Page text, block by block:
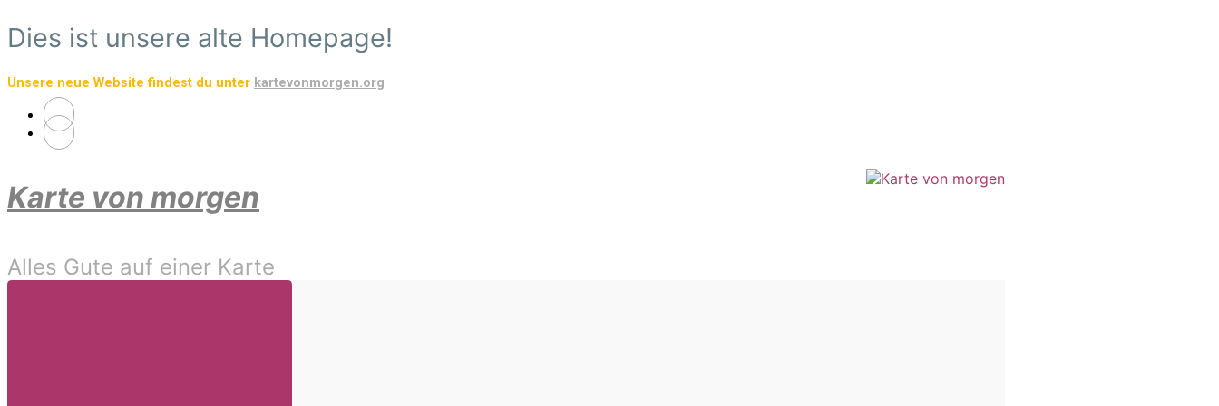
Zum
Hauptinhalt
Dies ist unsere alte Homepage!
Unsere neue Website findest du unter kartevonmorgen.org
Karte von morgen
Alles Gute auf einer Karte